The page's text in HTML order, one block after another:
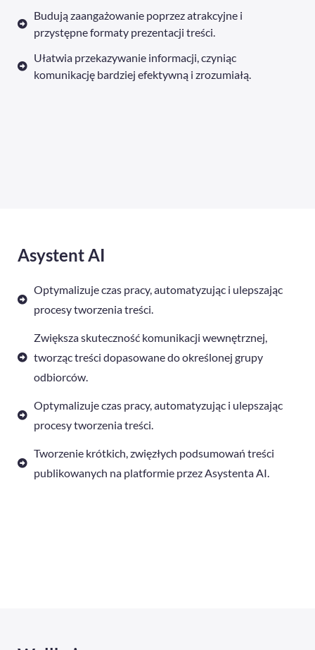
Budują zaangażowanie poprzez atrakcyjne i
przystępne formaty prezentacji treści.
Ułatwia przekazywanie informacji, czyniąc
komunikację bardziej efektywną i zrozumiałą.
Asystent AI
Optymalizuje czas pracy, automatyzując i ulepszając
procesy tworzenia treści.
Zwiększa skuteczność komunikacji wewnętrznej,
tworząc treści dopasowane do określonej grupy
odbiorców.
Optymalizuje czas pracy, automatyzując i ulepszając
procesy tworzenia treści.
Tworzenie krótkich, zwięzłych podsumowań treści
publikowanych na platformie przez Asystenta AI.